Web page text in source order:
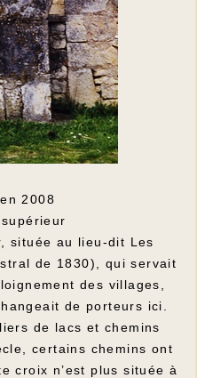
2008
située au lieu-dit Les
de 1830), qui servait
des villages,
de porteurs ici.
de lacs et chemins
certains chemins ont
croix n’est plus située à